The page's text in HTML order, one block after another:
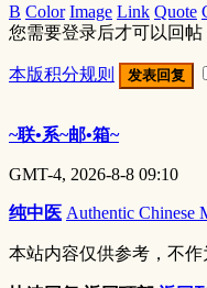
B Color Image Link Quote
您需要登录后才可以回帖
本版积分规则 发表回复
~联•系~邮•箱~
GMT-4, 2026-8-8 09:10
纯中医 Authentic Chinese
本站内容仅供参考，不作